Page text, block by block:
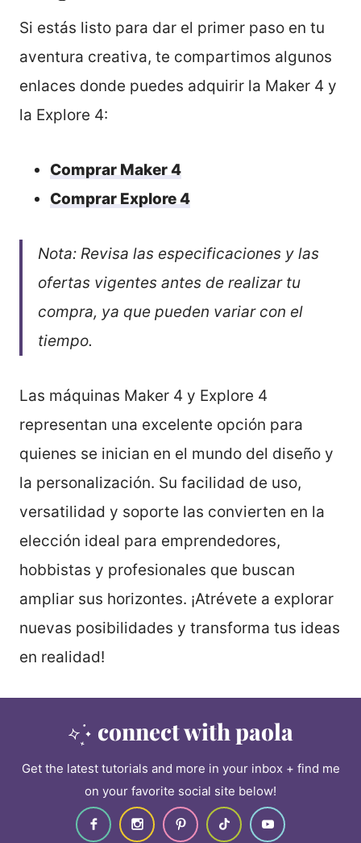
Si estás listo para dar el primer paso en tu
aventura creativa, te compartimos algunos
enlaces donde puedes adquirir la Maker 4 y
la Explore 4:
Comprar Maker 4
Comprar Explore 4
Nota: Revisa las especificaciones y las
ofertas vigentes antes de realizar tu
compra, ya que pueden variar con el
tiempo.
Las máquinas Maker 4 y Explore 4
representan una excelente opción para
quienes se inician en el mundo del diseño y
la personalización. Su facilidad de uso,
versatilidad y soporte las convierten en la
elección ideal para emprendedores,
hobbistas y profesionales que buscan
ampliar sus horizontes. ¡Atrévete a explorar
nuevas posibilidades y transforma tus ideas
en realidad!
connect with paola
Get the latest tutorials and more in your inbox + find me
on your favorite social site below!